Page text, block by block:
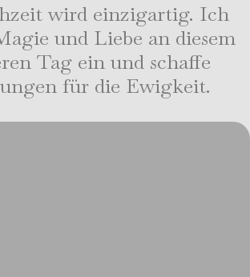
wird einzigartig. Ich
und Liebe an diesem
Tag ein und schaffe
für die Ewigkeit.